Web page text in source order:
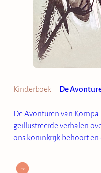
Kinderboek • De
De Avonturen van
geïllustreerde verhalen
ons koninkrijk behoort en